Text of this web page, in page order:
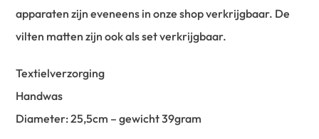
apparaten zijn eveneens in onze shop verkrijgbaar. De
vilten matten zijn ook als set verkrijgbaar.
Textielverzorging
Handwas
Diameter: 25,5cm – gewicht 39gram